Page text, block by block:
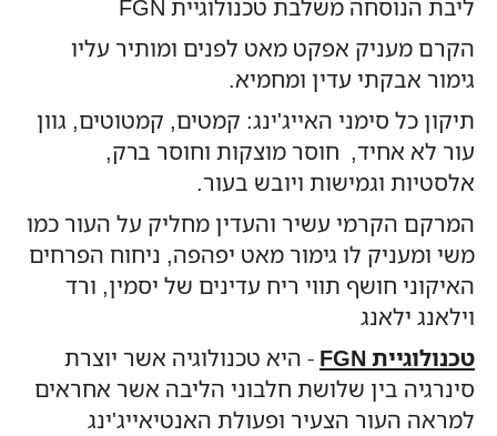
ליבת הנוסחה משלבת טכנולוגיית FGN
הקרם מעניק אפקט מאט לפנים ומותיר עליו
גימור אבקתי עדין ומחמיא.
תיקון כל סימני האייג'ינג: קמטים, קמטוטים, גוון
עור לא אחיד, חוסר מוצקות וחוסר ברק,
אלסטיות וגמישות ויובש בעור.
המרקם הקרמי עשיר והעדין מחליק על העור כמו
משי ומעניק לו גימור מאט יפהפה, ניחוח הפרחים
האיקוני חושף תווי ריח עדינים של יסמין, ורד
וילאנג ילאנג
טכנולוגיית FGN
- היא טכנולוגיה אשר יוצרת
סינרגיה בין שלושת חלבוני הליבה אשר אחראים
למראה העור הצעיר ופעולת האנטיאייג'ינג